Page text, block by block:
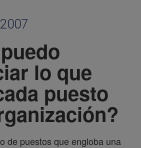
lo que
puesto
de puestos que engloba una